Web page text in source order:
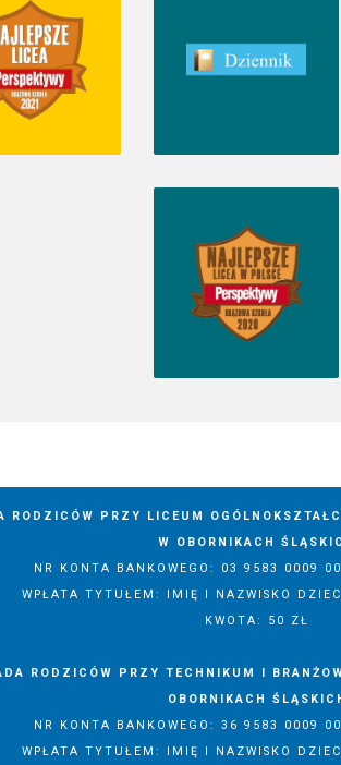
RODZICÓW PRZY LICEUM
W OBORNIKACH
NR KONTA BANKOWEGO: 03 9583 0009
WPŁATA TYTUŁEM: IMIĘ I NAZWISKO
KWOTA: 50 ZŁ
RODZICÓW PRZY TECHNIKUM I
OBORNIKACH
NR KONTA BANKOWEGO: 36 9583 0009
WPŁATA TYTUŁEM: IMIĘ I NAZWISKO